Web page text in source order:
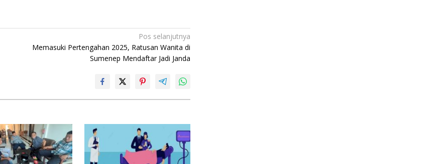
Pos selanjutnya
Memasuki Pertengahan 2025, Ratusan Wanita di
Sumenep Mendaftar Jadi Janda